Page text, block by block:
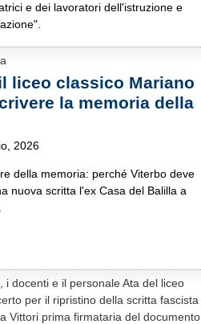
e dei lavoratori dell'istruzione e
liceo classico Mariano
la memoria della
2026
della memoria: perché Viterbo deve
nuova scritta l'ex Casa del Balilla a
i docenti e il personale Ata del liceo
per il ripristino della scritta fascista
Vittori prima firmataria del documento